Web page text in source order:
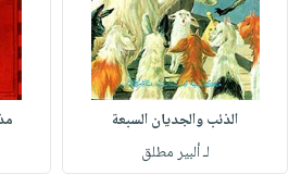
الذئب والجديان السبعة
لـ ألبير مطلق